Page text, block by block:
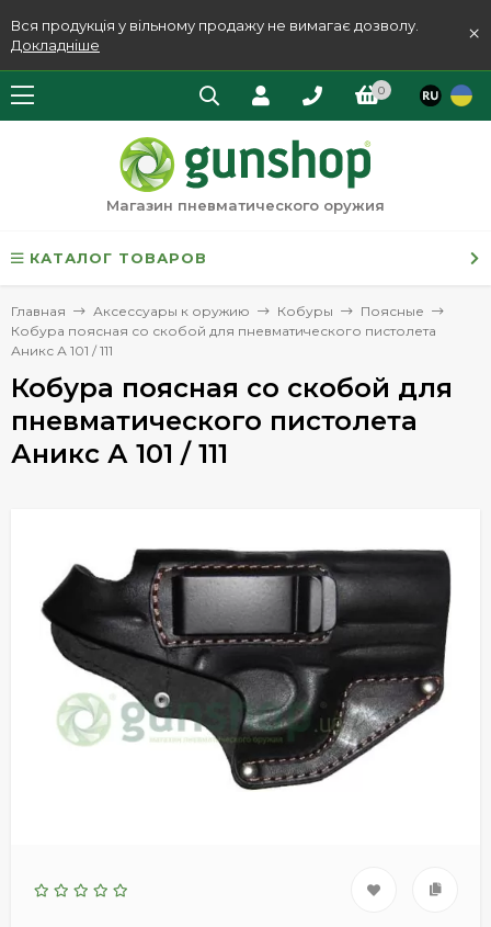
Вся продукція у вільному продажу не вимагає дозволу.
Докладніше
×
0
Магазин пневматического оружия
КАТАЛОГ ТОВАРОВ
Главная Аксессуары к оружию Кобуры
Поясные
Кобура поясная со скобой для пневматического пистолета
Аникс А 101 / 111
Кобура поясная со скобой для
пневматического пистолета
Аникс А 101 / 111